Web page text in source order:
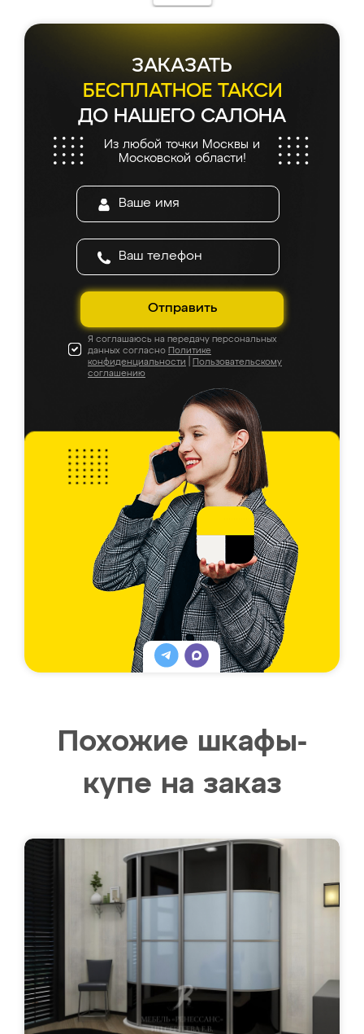
ЗАКАЗАТЬ
БЕСПЛАТНОЕ ТАКСИ
ДО НАШЕГО САЛОНА
Из любой точки Москвы и
Московской области!
Отправить
Я соглашаюсь на передачу персональных
данных согласно Политике
конфиденциальности
Пользовательскому
соглашению
Похожие шкафы-
купе на заказ